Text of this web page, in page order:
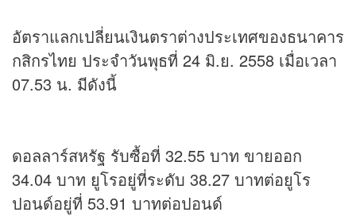
อัตราแลกเปลี่ยนเงินตราต่างประเทศของธนาคาร
กสิกรไทย ประจำวันพุธที่ 24 มิ.ย. 2558 เมื่อเวลา
07.53 น. มีดังนี้
ดอลลาร์สหรัฐ รับซื้อที่ 32.55 บาท ขายออก
34.04 บาท ยูโรอยู่ที่ระดับ 38.27 บาทต่อยูโร
ปอนด์อยู่ที่ 53.91 บาทต่อปอนด์